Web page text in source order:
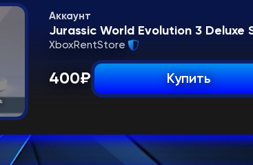
Аккаунт
Jurassic World Evolution 3 Deluxe
XboxRentStore
400₽ Купить